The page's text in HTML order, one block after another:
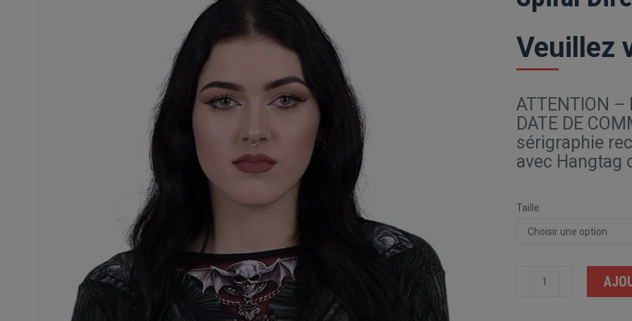
Veuillez
ATTENTION –
DATE DE
sérigraphie
avec Hangtag
Taille
quantité